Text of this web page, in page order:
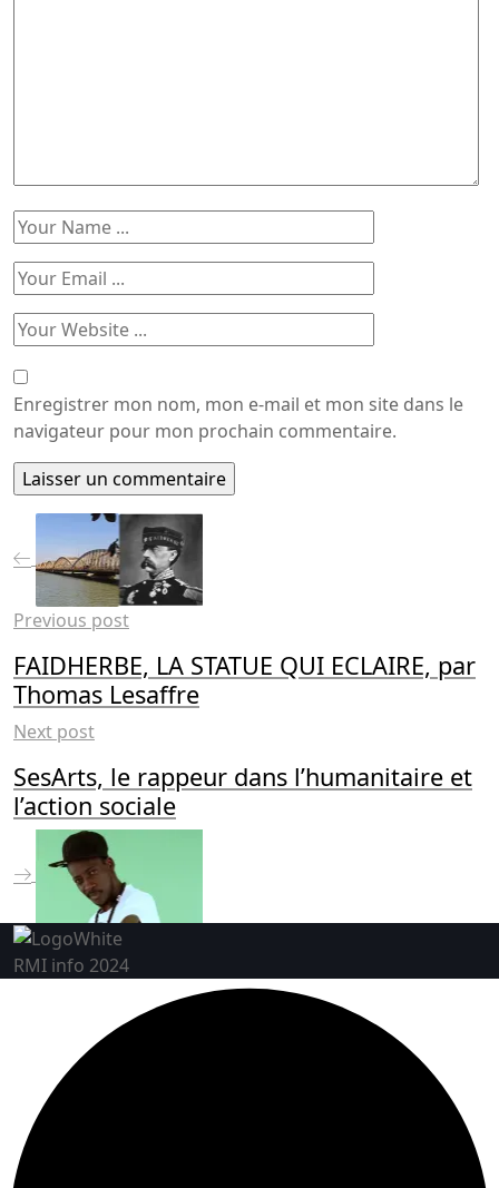
Enregistrer mon nom, mon e-mail et mon site dans le
navigateur pour mon prochain commentaire.
Previous post
FAIDHERBE, LA STATUE QUI ECLAIRE, par
Thomas Lesaffre
Next post
SesArts, le rappeur dans l’humanitaire et
l’action sociale
RMI info 2024